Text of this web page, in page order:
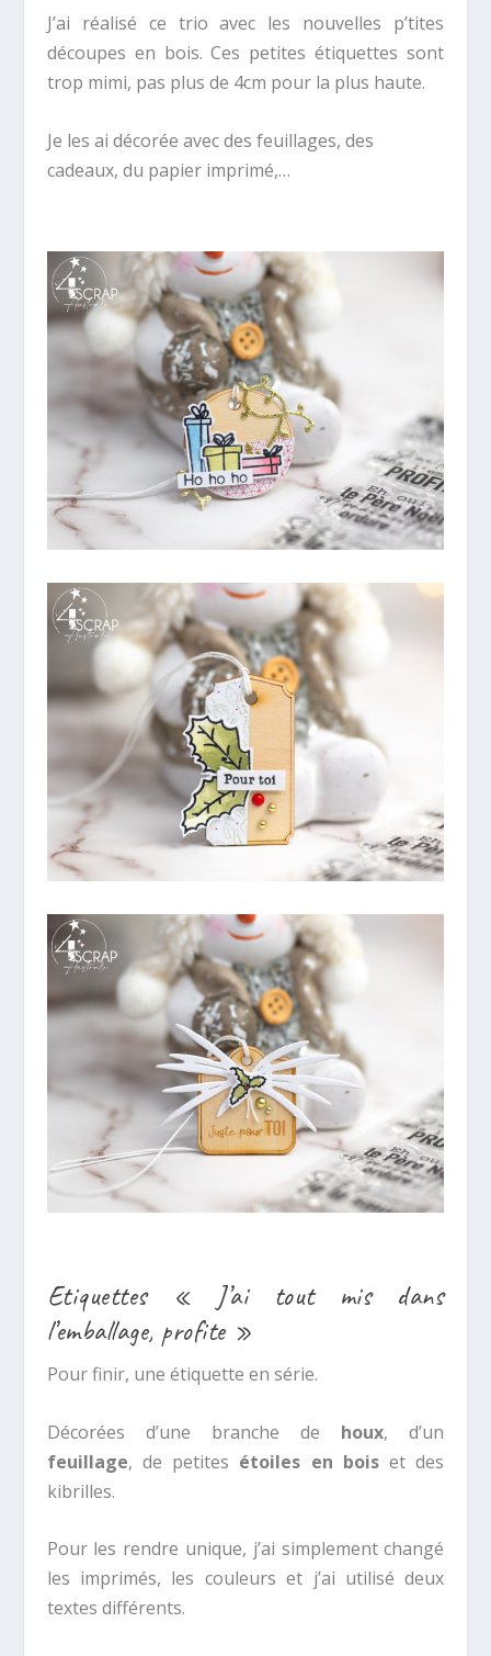
J’ai réalisé ce trio avec les nouvelles p’tites
découpes en bois. Ces petites étiquettes sont
trop mimi, pas plus de 4cm pour la plus haute.
Je les ai décorée avec des feuillages, des
cadeaux, du papier imprimé,…
Etiquettes « J’ai tout mis dans
l’emballage, profite »
Pour finir, une étiquette en série.
Décorées d’une branche de houx, d’un
feuillage, de petites étoiles en boiset des
kibrilles.
Pour les rendre unique, j’ai simplement changé
les imprimés, les couleurs et j’ai utilisé deux
textes différents.